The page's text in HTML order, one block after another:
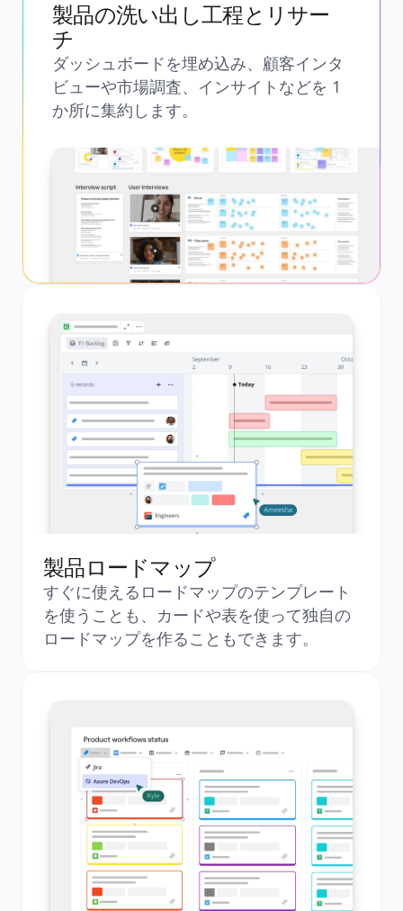
製品の洗い出し工程とリサー
チ
ダッシュボードを埋め込み、顧客インタ
ビューや市場調査、インサイトなどを 1
か所に集約します。
製品ロードマップ
すぐに使えるロードマップのテンプレート
を使うことも、カードや表を使って独自の
ロードマップを作ることもできます。